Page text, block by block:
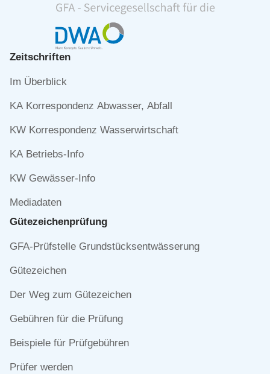
Zeitschriften
Navigation
Im Überblick
KA Korrespondenz Abwasser, Abfall
KW Korrespondenz Wasserwirtschaft
KA Betriebs-Info
KW Gewässer-Info
Mediadaten
Gütezeichen­prüfung
Navigation
GFA-Prüfstelle Grundstücksentwässerung
Gütezeichen
Der Weg zum Gütezeichen
Gebühren für die Prüfung
Beispiele für Prüfgebühren
Prüfer werden